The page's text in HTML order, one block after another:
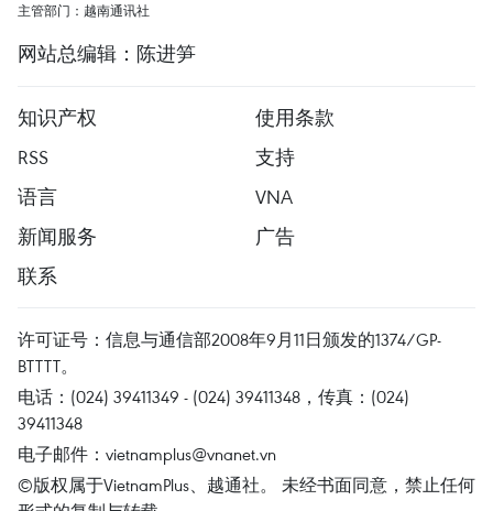
主管部门：越南通讯社
网站总编辑：陈进笋
知识产权
使用条款
RSS
支持
语言
VNA
新闻服务
广告
联系
许可证号：信息与通信部2008年9月11日颁发的1374/GP-
BTTTT。
电话：(024) 39411349 - (024) 39411348，传真：(024)
39411348
电子邮件： vietnamplus@vnanet.vn
©版权属于VietnamPlus、越通社。 未经书面同意，禁止任何